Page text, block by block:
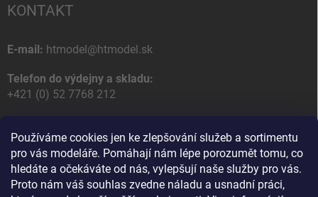
Používáme cookies jen ke zlepšování služeb a sortimentu
pro vás modeláře. Pomáhají nám lépe porozumět tomu, co
hledáte a očekáváte od nás, vylepšují naše služby pro vás.
Proto nám váš souhlas zvedne náladu a usnadní práci,
KONTAKT
E-mail: htmodel@htmodel.sk
Telefon do výdejny a skladu:
+421 (0) 52 7768 212
HT model
Na letisko 49
058 01 Poprad
Slovenská Republika